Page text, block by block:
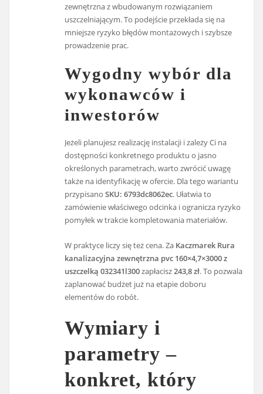
zewnętrzna z wbudowanym rozwiązaniem
uszczelniającym. To podejście przekłada się na
mniejsze ryzyko błędów montażowych i szybsze
prowadzenie prac.
Wygodny wybór dla
wykonawców i
inwestorów
Jeżeli planujesz realizację instalacji i zależy Ci na
dostępności konkretnego produktu o jasno
określonych parametrach, warto zwrócić uwagę
także na identyfikację w ofercie. Dla tego wariantu
przypisanoSKU: 6793dc8062ec. Ułatwia to
zamówienie właściwego odcinka i ogranicza ryzyko
pomyłek w trakcie kompletowania materiałów.
W praktyce liczy się też cena. Za Kaczmarek Rura
kanalizacyjna zewnętrzna pvc 160×4,7×3000 z
uszczelką 032341l300zapłacisz243,8 zł. To pozwala
zaplanować budżet już na etapie doboru
elementów do robót.
Wymiary i
parametry –
konkret, który